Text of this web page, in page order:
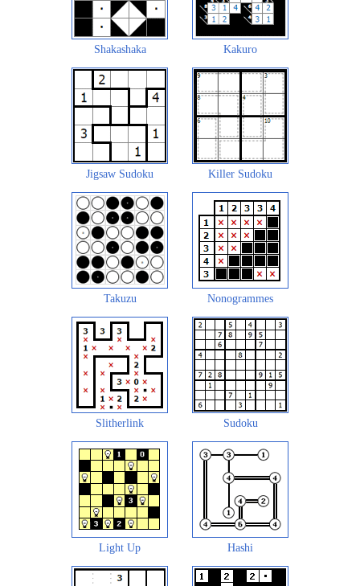
Shakashaka Kakuro
Jigsaw Sudoku Killer Sudoku
Takuzu Nonogrammes
Slitherlink Sudoku
Light Up Hashi